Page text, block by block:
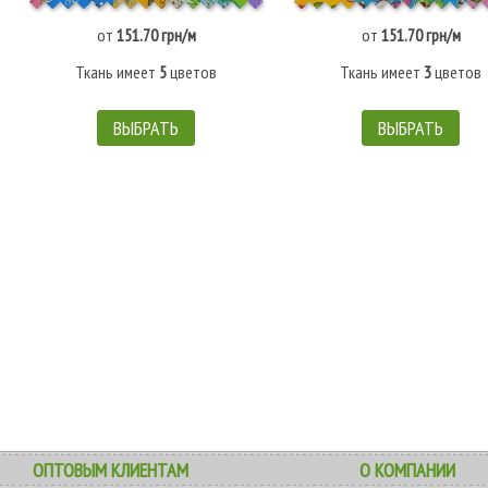
от 151.70 грн/м
Ткань имеет 5цветов
ВЫБРАТЬ
от 151.70 грн/м
Ткань имеет 3цветов
ВЫБРАТЬ
ОПТОВЫМ КЛИЕНТАМ О КОМПАНИИ